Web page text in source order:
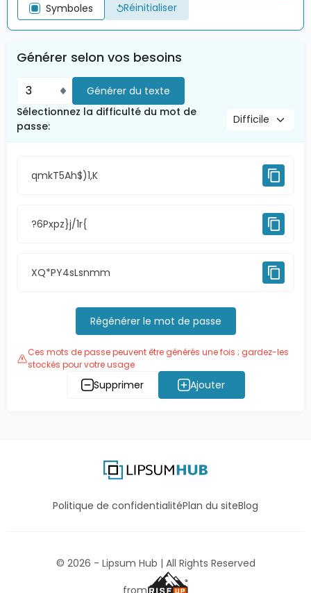
Symboles
Réinitialiser
Générer selon vos besoins
Générer du texte
Sélectionnez la difficulté du mot de
passe:
qmkT5Ah$)1,K
?6Pxpz}j/1r{
XQ*PY4sLsnmm
Régénérer le mot de passe
Ces mots de passe peuvent être générés une fois ; gardez-les
stockés pour votre usage
Supprimer Ajouter
Politique de confidentialitéPlan du siteBlog
© 2026 - Lipsum Hub | All Rights Reserved